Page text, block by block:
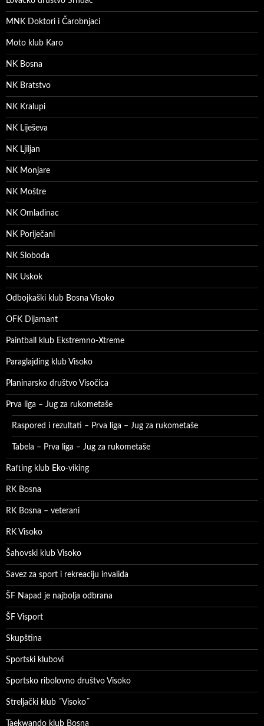
MNK Doktori i Čarobnjaci
Moto klub Karo
NK Bosna
NK Bratstvo
NK Kralupi
NK Liješeva
NK Ljiljan
NK Monjare
NK Moštre
NK Omladinac
NK Poriječani
NK Sloboda
NK Uskok
Odbojkaški klub Bosna Visoko
OFK Dijamant
Paintball klub Ekstremno-Xtreme
Paraglajding klub Visoko
Planinarsko društvo Visočica
Prva liga – Jug za rukometaše
Raspored i rezultati – Prva liga – Jug za rukometaše
Tabela – Prva liga – Jug za rukometaše
Rafting klub Eko-viking
RK Bosna
RK Bosna – veterani
RK Visoko
Šahovski klub Visoko
Savez za sport i rekreaciju invalida
ŠF Napad je najbolja odbrana
ŠF Visport
Skupština
Sportski klubovi
Sportsko ribolovno društvo Visoko
Streljački klub ˝Visoko˝
Taekwando klub Bosna